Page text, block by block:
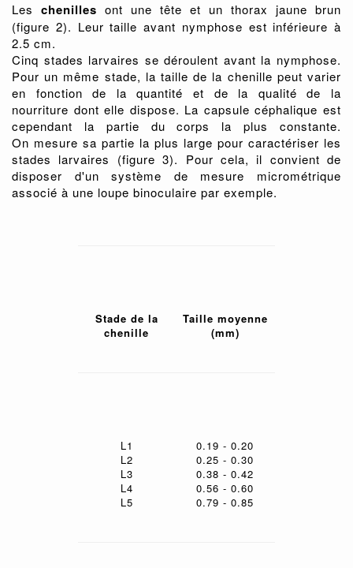
Les chenilles ont une tête et un thorax jaune brun
(figure 2). Leur taille avant nymphose est inférieure à
2.5 cm.
Cinq stades larvaires se déroulent avant la nymphose.
Pour un même stade, la taille de la chenille peut varier
en fonction de la quantité et de la qualité de la
nourriture dont elle dispose. La capsule céphalique est
cependant la partie du corps la plus constante.
On mesure sa partie la plus large pour caractériser les
stades larvaires (figure 3). Pour cela, il convient de
disposer d'un système de mesure micrométrique
associé à une loupe binoculaire par exemple.
Stade de la
chenille
Taille moyenne
(mm)
L1
0.19 - 0.20
L2
0.25 - 0.30
L3
0.38 - 0.42
L4
0.56 - 0.60
L5
0.79 - 0.85